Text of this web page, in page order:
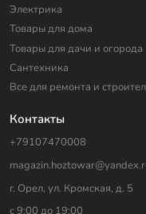
Электрика
Товары для дома
Товары для дачи и огорода
Сантехника
Все для ремонта и
Контакты
+79107470008
г. Орел, ул. Кромская, д. 5
с 9:00 до 19:00